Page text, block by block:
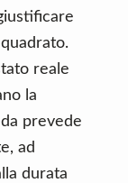
reale
la
prevede
ad
durata